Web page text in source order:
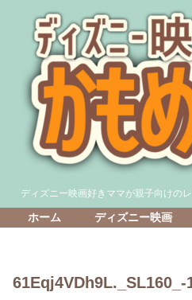
ディズニー映画好きママが親子向けの
ホーム ディズニー映画
61Eqj4VDh9L._SL160_-